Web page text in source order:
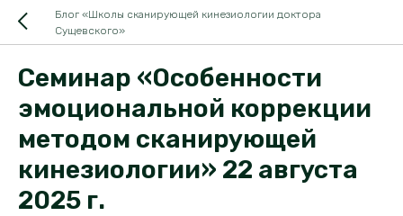
Блог «Школы сканирующей кинезиологии доктора
Сущевского»
Семинар «Особенности
эмоциональной коррекции
методом сканирующей
кинезиологии» 22 августа
2025 г.